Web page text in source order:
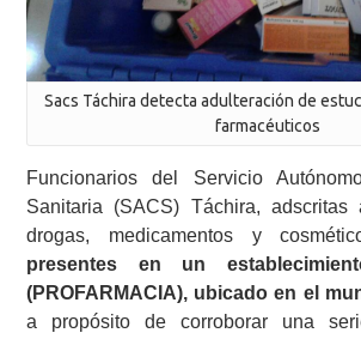
Sacs Táchira detecta adulteración de
farmacéuticos
Funcionarios del Servicio
Sanitaria (SACS) Táchira,
drogas, medicamentos y
presentes en un
(PROFARMACIA), ubicado en el
a propósito de corroborar una